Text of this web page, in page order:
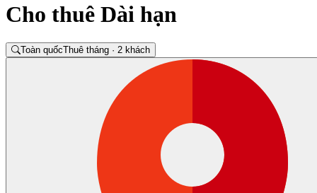
Cho thuê Dài hạn
Toàn quốcThuê tháng · 2 khách